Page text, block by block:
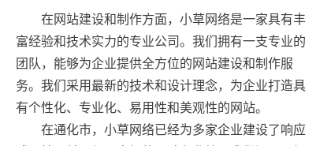
在网站建设和制作方面，小草网络是一家具有丰
富经验和技术实力的专业公司。我们拥有一支专业的
团队，能够为企业提供全方位的网站建设和制作服
务。我们采用最新的技术和设计理念，为企业打造具
有个性化、专业化、易用性和美观性的网站。
在通化市，小草网络已经为多家企业建设了响应